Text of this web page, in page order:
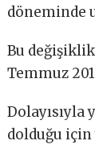
döneminde
Bu
Temmuz
Dolayısıyla
dolduğu